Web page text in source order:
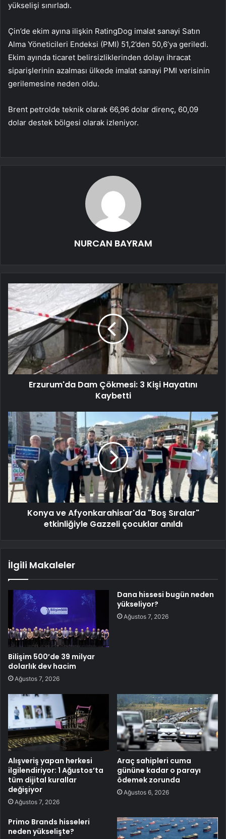
yükselişi sınırladı.
Çin’de ekim ayına ilişkin RatingDog imalat sanayi Satın
Alma Yöneticileri Endeksi (PMI) 51,2’den 50,6’ya geriledi.
Ekim ayında ticaret belirsizliklerinden dolayı ihracat
siparişlerinin azalması ülkede imalat sanayi PMI verisinin
gerilemesine neden oldu.
Brent petrolde teknik olarak 66,96 dolar direnç, 60,09
dolar destek bölgesi olarak izleniyor.
NURCAN BAYRAM
Erzurum'da Dam Çökmesi: 3 Kişi Hayatını
Kaybetti
Konya ve Afyonkarahisar'da "Boş Sıralar"
etkinliğiyle Gazzeli çocuklar anıldı
İlgili Makaleler
Bilişim 500’de 39 milyar
dolarlık dev hacim
Ağustos 7, 2026
Dana hissesi bugün neden
yükseliyor?
Ağustos 7, 2026
Alışveriş yapan herkesi
ilgilendiriyor: 1 Ağustos’ta
tüm dijital kurallar
değişiyor
Ağustos 7, 2026
Araç sahipleri cuma
gününe kadar o parayı
ödemek zorunda
Ağustos 6, 2026
Primo Brands hisseleri
neden yükselişte?